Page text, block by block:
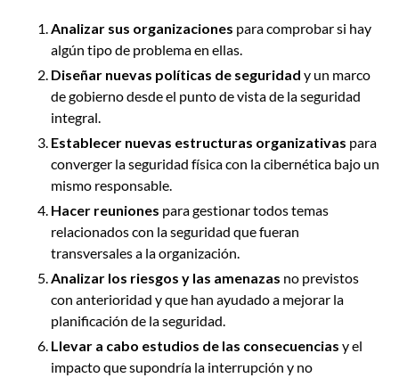
Analizar sus organizaciones para comprobar si hay
algún tipo de problema en ellas.
Diseñar nuevas políticas de seguridad y un marco
de gobierno desde el punto de vista de la seguridad
integral.
Establecer nuevas estructuras organizativas para
converger la seguridad física con la cibernética bajo un
mismo responsable.
Hacer reuniones para gestionar todos temas
relacionados con la seguridad que fueran
transversales a la organización.
Analizar los riesgos y las amenazas no previstos
con anterioridad y que han ayudado a mejorar la
planificación de la seguridad.
Llevar a cabo estudios de las consecuencias y el
impacto que supondría la interrupción y no